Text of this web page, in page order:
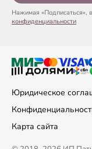
Нажимая «Подписаться»,
конфиденциальности
Юридическое
Карта сайта